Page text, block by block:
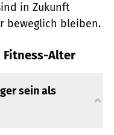
in Zukunft
beweglich bleiben.
Fitness-Alter
sein als